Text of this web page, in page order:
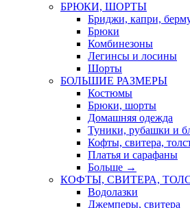
БРЮКИ, ШОРТЫ
Бриджи, капри,
Брюки
Комбинезоны
Легинсы и лосины
Шорты
БОЛЬШИЕ РАЗМЕРЫ
Костюмы
Брюки, шорты
Домашняя одежда
Туники, рубашки и
Кофты, свитера,
Платья и сарафаны
Больше →
КОФТЫ, СВИТЕРА,
Водолазки
Джемперы, свитера